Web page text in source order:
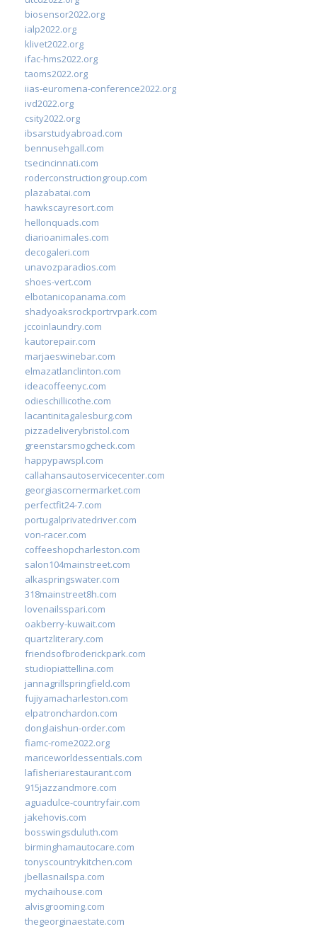
biosensor2022.org
ialp2022.org
klivet2022.org
ifac-hms2022.org
taoms2022.org
iias-euromena-conference2022.org
ivd2022.org
csity2022.org
ibsarstudyabroad.com
bennusehgall.com
tsecincinnati.com
roderconstructiongroup.com
plazabatai.com
hawkscayresort.com
hellonquads.com
diarioanimales.com
decogaleri.com
unavozparadios.com
shoes-vert.com
elbotanicopanama.com
shadyoaksrockportrvpark.com
jccoinlaundry.com
kautorepair.com
marjaeswinebar.com
elmazatlanclinton.com
ideacoffeenyc.com
odieschillicothe.com
lacantinitagalesburg.com
pizzadeliverybristol.com
greenstarsmogcheck.com
happypawspl.com
callahansautoservicecenter.com
georgiascornermarket.com
perfectfit24-7.com
portugalprivatedriver.com
von-racer.com
coffeeshopcharleston.com
salon104mainstreet.com
alkaspringswater.com
318mainstreet8h.com
lovenailsspari.com
oakberry-kuwait.com
quartzliterary.com
friendsofbroderickpark.com
studiopiattellina.com
jannagrillspringfield.com
fujiyamacharleston.com
elpatronchardon.com
donglaishun-order.com
fiamc-rome2022.org
mariceworldessentials.com
lafisheriarestaurant.com
915jazzandmore.com
aguadulce-countryfair.com
jakehovis.com
bosswingsduluth.com
birminghamautocare.com
tonyscountrykitchen.com
jbellasnailspa.com
mychaihouse.com
alvisgrooming.com
thegeorginaestate.com